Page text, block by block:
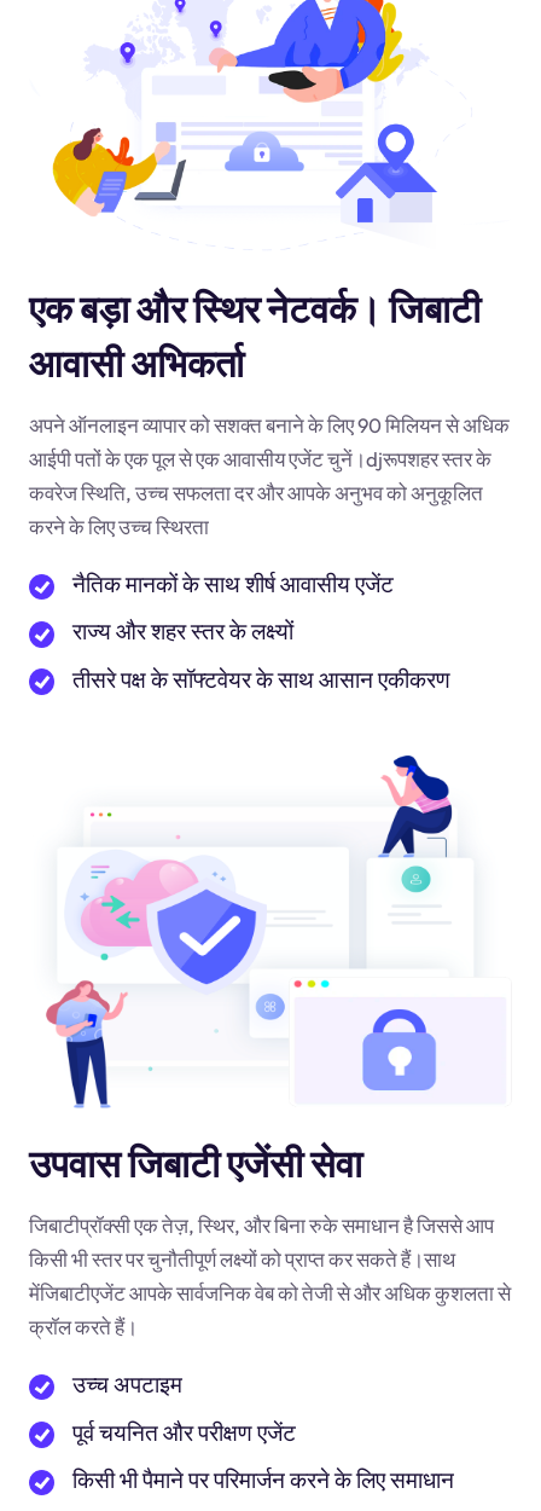
एक बड़ा और स्थिर नेटवर्क। जिबाटी
आवासी अभिकर्ता
अपने ऑनलाइन व्यापार को सशक्त बनाने के लिए 90 मिलियन से अधिक
आईपी पतों के एक पूल से एक आवासीय एजेंट चुनें।djरूपशहर स्तर के
कवरेज स्थिति, उच्च सफलता दर और आपके अनुभव को अनुकूलित
करने के लिए उच्च स्थिरता
नैतिक मानकों के साथ शीर्ष आवासीय एजेंट
राज्य और शहर स्तर के लक्ष्यों
तीसरे पक्ष के सॉफ्टवेयर के साथ आसान एकीकरण
उपवास जिबाटी एजेंसी सेवा
जिबाटीप्रॉक्सी एक तेज़, स्थिर, और बिना रुके समाधान है जिससे आप
किसी भी स्तर पर चुनौतीपूर्ण लक्ष्यों को प्राप्त कर सकते हैं।साथ
मेंजिबाटीएजेंट आपके सार्वजनिक वेब को तेजी से और अधिक कुशलता से
क्रॉल करते हैं।
उच्च अपटाइम
पूर्व चयनित और परीक्षण एजेंट
किसी भी पैमाने पर परिमार्जन करने के लिए समाधान